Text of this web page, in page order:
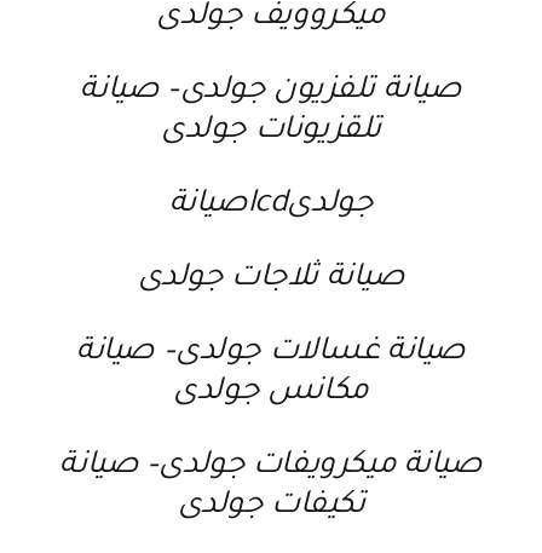
ميكروويف جولدى
صيانة تلفزيون جولدى–صيانة
تلقزيونات جولدى
جولدىlcdصيانة
صيانة ثلاجات جولدى
صيانة غسالات جولدى–صيانة
مكانس جولدى
صيانة ميكرويفات جولدى– صيانة
تكيفات جولدى